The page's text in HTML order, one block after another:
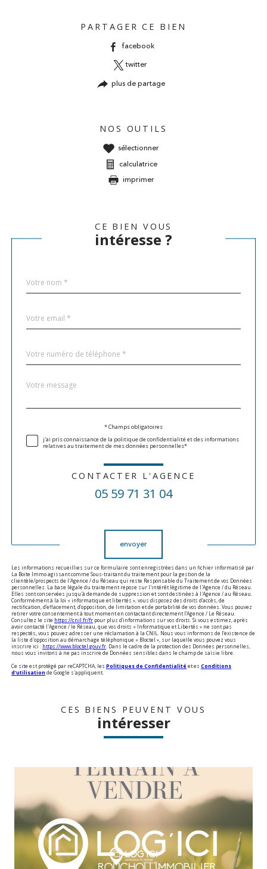
PARTAGER CE BIEN
facebook
twitter
plus de partage
NOS OUTILS
sélectionner
calculatrice
imprimer
CE BIEN VOUS
intéresse ?
par
*
*
*
Fieldset
Message
*
* Champs obligatoires
j'ai pris connaissance de la politique de confidentialité et des informations
relatives au traitement de mes données personnelles*
CONTACTER L'AGENCE
05 59 71 31 04
envoyer
Les informations recueillies sur ce formulaire sont enregistrées dans un fichier informatisé par
La Boite Immo agissant comme Sous-traitant du traitement pour la gestion de la
clientèle/prospects de l'Agence / du Réseau qui reste Responsable du Traitement de vos Données
personnelles. La base légale du traitement repose sur l'intérêt légitime de l'Agence / du Réseau.
Elles sont conservées jusqu'à demande de suppression et sont destinées à l'Agence / au Réseau.
Conformément à la loi « informatique et libertés », vous disposez des droits d’accès, de
rectification, d’effacement, d’opposition, de limitation et de portabilité de vos données. Vous pouvez
retirer votre consentement à tout moment en contactant directement l’Agence / Le Réseau.
Consultez le site https://cnil.fr/fr pour plus d’informations sur vos droits. Si vous estimez, après
avoir contacté l'Agence / le Réseau, que vos droits « Informatique et Libertés » ne sont pas
respectés, vous pouvez adresser une réclamation à la CNIL. Nous vous informons de l’existence de
la liste d'opposition au démarchage téléphonique « Bloctel », sur laquelle vous pouvez vous
inscrire ici : https://www.bloctel.gouv.fr. Dans le cadre de la protection des Données personnelles,
nous vous invitons à ne pas inscrire de Données sensibles dans le champ de saisie libre.
Ce site est protégé par reCAPTCHA, les Politiques de Confidentialité et es Conditions
d'utilisation de Google s'appliquent.
CES BIENS PEUVENT VOUS
intéresser
voir le bien